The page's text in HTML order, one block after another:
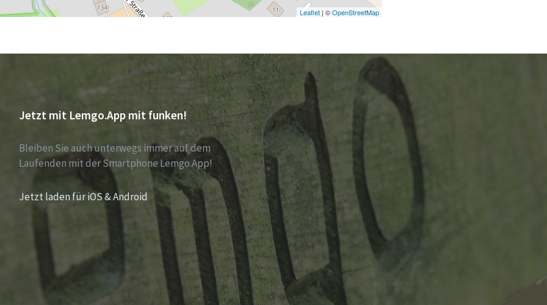
Leaflet| ©OpenStreetMap
Jetzt mit Lemgo.App mit funken!
Bleiben Sie auch unterwegs immer auf dem
Laufenden mit der Smartphone Lemgo.App!
Jetzt laden für iOS & Android